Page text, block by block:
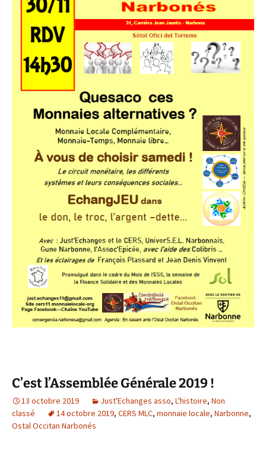
C’est l’Assemblée Générale 2019 !
13 octobre 2019 Just'Echanges asso, L'histoire, Non
classé
14 octobre 2019, CERS MLC, monnaie locale, Narbonne,
Ostal Occitan Narbonés